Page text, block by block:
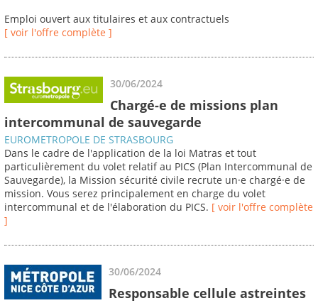
Emploi ouvert aux titulaires et aux contractuels
[ voir l'offre complète ]
30/06/2024
Chargé-e de missions plan
intercommunal de sauvegarde
EUROMETROPOLE DE STRASBOURG
Dans le cadre de l'application de la loi Matras et tout
particulièrement du volet relatif au PICS (Plan Intercommunal de
Sauvegarde), la Mission sécurité civile recrute un·e chargé·e de
mission. Vous serez principalement en charge du volet
intercommunal et de l'élaboration du PICS. [ voir l'offre complète
]
30/06/2024
Responsable cellule astreintes